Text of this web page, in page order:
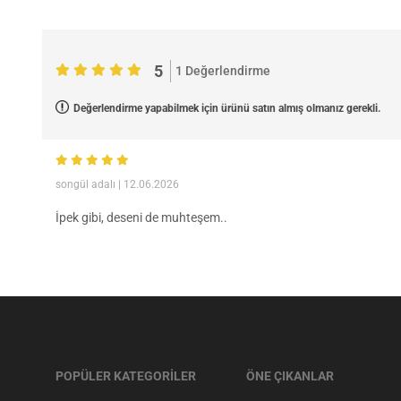
5 1 Değerlendirme
Değerlendirme yapabilmek için ürünü satın almış olmanız gerekli.
songül adalı | 12.06.2026
İpek gibi, deseni de muhteşem..
POPÜLER KATEGORİLER ÖNE ÇIKANLAR